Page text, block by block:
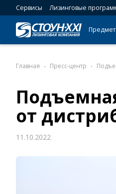
Сервисы Лизинговые
Главная Пресс-центр
от
11.10.2022